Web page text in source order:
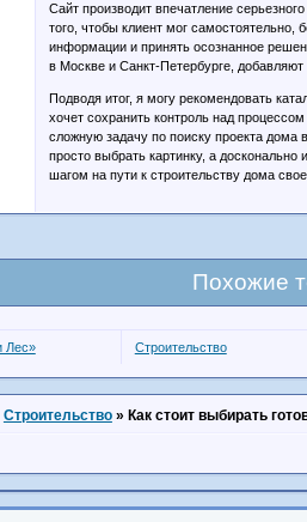
Сайт производит впечатление
того, чтобы клиент мог самостоятельно,
информации и принять осознанное
в Москве и Санкт-Петербурге,
Подводя итог, я могу рекомендовать
хочет сохранить контроль над
сложную задачу по поиску проекта дома
просто выбрать картинку, а
шагом на пути к строительству дома
Похожие
Лес» Строительство
Строительство » Как стоит выбирать